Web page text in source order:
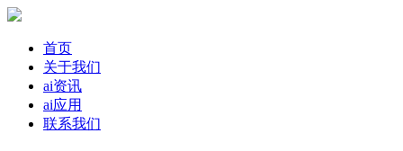
首页
关于我们
ai资讯
ai应用
联系我们